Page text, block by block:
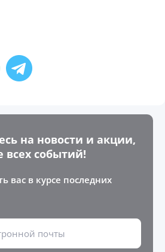
на новости и акции,
всех событий!
вас в курсе последних